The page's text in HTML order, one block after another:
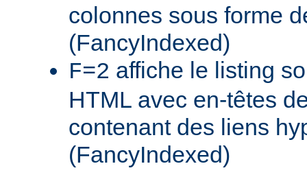
colonnes sous forme
(FancyIndexed)
F=2 affiche le listing
HTML avec en-têtes
contenant des liens
(FancyIndexed)